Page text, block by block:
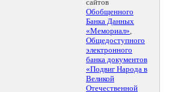
сайтов
Обобщенного
Банка Данных
«Мемориал»,
Общедоступного
электронного
банка документов
«Подвиг Народа в
Великой
Отечественной